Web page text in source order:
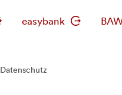
easybank
Datenschutz